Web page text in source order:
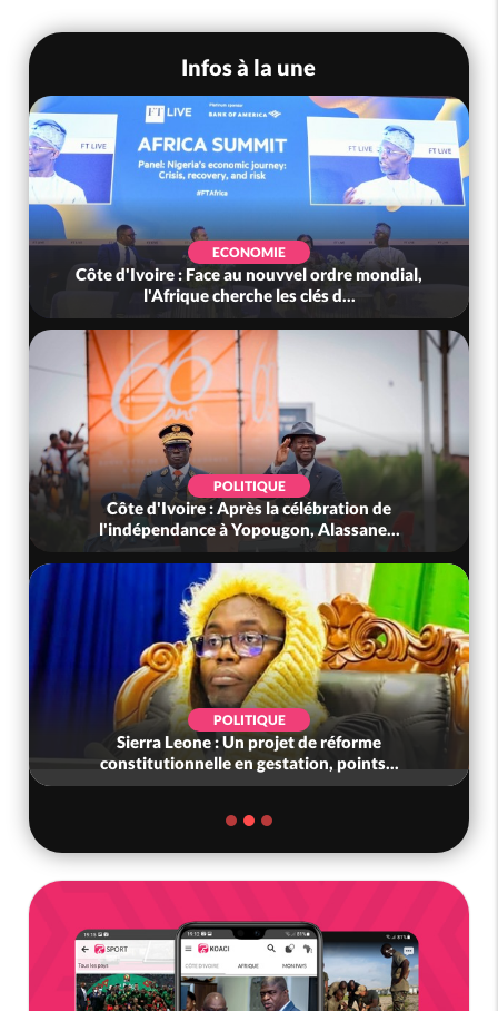
Infos à la une
ECONOMIE
Côte d'Ivoire : Face au nouvvel ordre mondial,
l'Afrique cherche les clés d...
POLITIQUE
Côte d'Ivoire : Après la célébration de
l'indépendance à Yopougon, Alassane...
POLITIQUE
Sierra Leone : Un projet de réforme
constitutionnelle en gestation, points...